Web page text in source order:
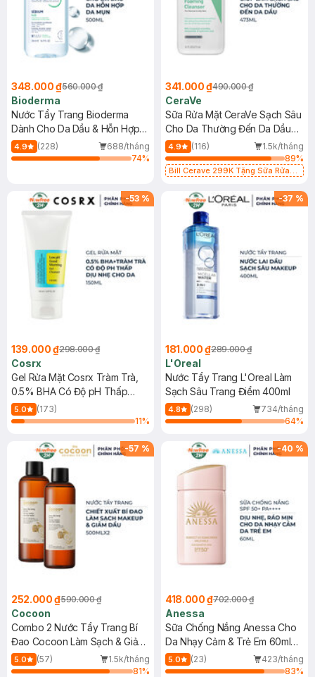
348.000 ₫560.000 ₫
Bioderma
Nước Tẩy Trang Bioderma
Dành Cho Da Dầu & Hỗn Hợp
500ml
4.9 (228)
688/tháng
74%
341.000 ₫490.000 ₫
CeraVe
Sữa Rửa Mặt CeraVe Sạch Sâu
Cho Da Thường Đến Da Dầu
473ml
4.9 (116)
1.5k/tháng
89%
Bill Cerave 299K Tặng Sữa Rửa
-53 %
139.000 ₫298.000 ₫
Cosrx
Gel Rửa Mặt Cosrx Tràm Trà,
0.5% BHA Có Độ pH Thấp
150ml
5.0
(173)
11%
-37 %
181.000 ₫289.000 ₫
L'Oreal
Nước Tẩy Trang L'Oreal Làm
Sạch Sâu Trang Điểm 400ml
4.8 (298)
734/tháng
64%
-57 %
252.000 ₫590.000 ₫
Cocoon
Combo 2 Nước Tẩy Trang Bí
Đao Cocoon Làm Sạch & Giảm
Dầu 500ml
5.0 (57)
1.5k/tháng
81%
-40 %
418.000 ₫702.000 ₫
Anessa
Sữa Chống Nắng Anessa Cho
Da Nhạy Cảm & Trẻ Em 60ml
(Mới)
5.0 (23)
423/tháng
83%